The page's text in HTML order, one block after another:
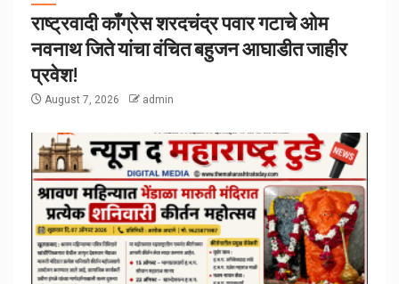
राष्ट्रवादी काँग्रेस शरदचंद्र पवार गटाचे ओम
नवनाथ जिते यांचा वंचित बहुजन आघाडीत जाहीर
प्रवेश!
August 7, 2026 admin